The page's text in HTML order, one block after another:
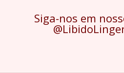
Siga-nos em